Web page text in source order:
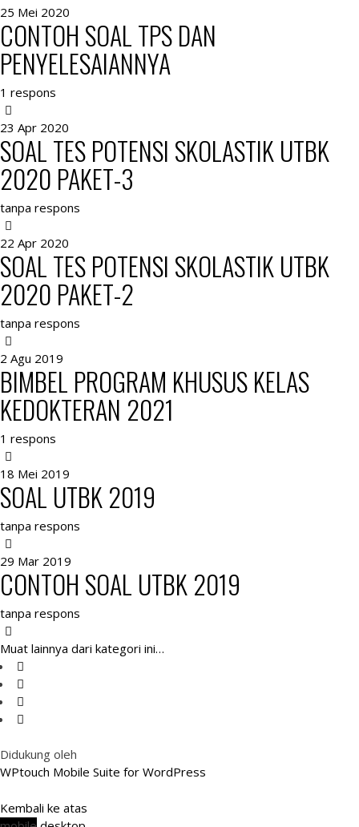
25 Mei 2020
CONTOH SOAL TPS DAN
PENYELESAIANNYA
1 respons
23 Apr 2020
SOAL TES POTENSI SKOLASTIK UTBK
2020 PAKET-3
tanpa respons
22 Apr 2020
SOAL TES POTENSI SKOLASTIK UTBK
2020 PAKET-2
tanpa respons
2 Agu 2019
BIMBEL PROGRAM KHUSUS KELAS
KEDOKTERAN 2021
1 respons
18 Mei 2019
SOAL UTBK 2019
tanpa respons
29 Mar 2019
CONTOH SOAL UTBK 2019
tanpa respons
Muat lainnya dari kategori ini…
Didukung oleh
WPtouch Mobile Suite for WordPress
Kembali ke atas